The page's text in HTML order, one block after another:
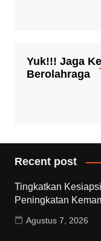
Yuk!!! Jaga
Berolahraga
Recent post
Tingkatkan
Peningkatan
Agustus 7, 2026